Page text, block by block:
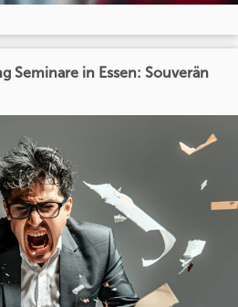
Seminare in Essen: Souverän